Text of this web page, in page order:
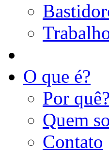
O que é?
Por quê?
Quem
Contato